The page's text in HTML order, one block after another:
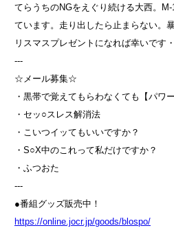
てらうちのNGをえぐり続ける大西。
ています。走り出したら止まらない。
リスマスプレゼントになれば幸いです
---
☆メール募集☆
・黒帯で覚えてもらわなくても【パワ
・セッ○スレス解消法
・こいつイッてもいいですか？
・S○X中のこれって私だけですか？
・ふつおた
---
●番組グッズ販売中！
⁠⁠⁠⁠⁠⁠⁠⁠⁠⁠⁠⁠⁠⁠⁠⁠⁠⁠⁠⁠⁠⁠⁠⁠⁠⁠⁠⁠⁠⁠⁠⁠⁠⁠https://online.jocr.jp/goods/blospo/⁠⁠